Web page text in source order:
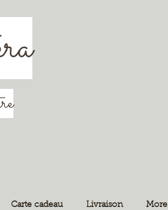
Carte cadeau Livraison More